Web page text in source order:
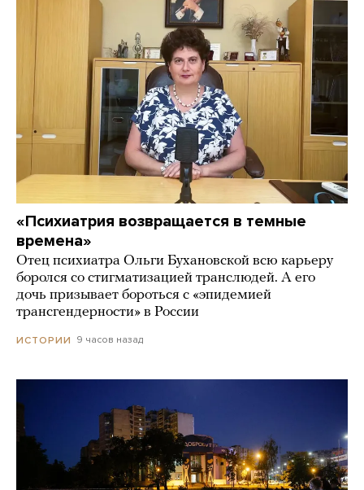
«Психиатрия возвращается в темные
времена»
Отец психиатра Ольги Бухановской всю карьеру
боролся со стигматизацией транслюдей. А его
дочь призывает бороться с «эпидемией
трансгендерности» в России
ИСТОРИИ 9 часов назад